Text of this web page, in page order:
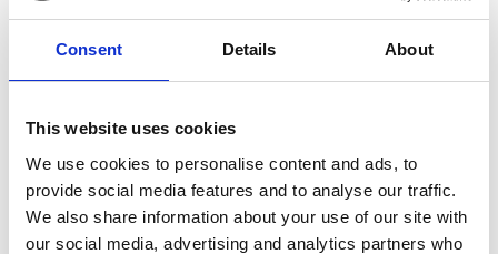
Consent Details About
This website uses cookies
We use cookies to personalise content and ads, to
provide social media features and to analyse our traffic.
We also share information about your use of our site with
our social media, advertising and analytics partners who
10
ZÁŘÍ
h.
Aggiungi al
calendario